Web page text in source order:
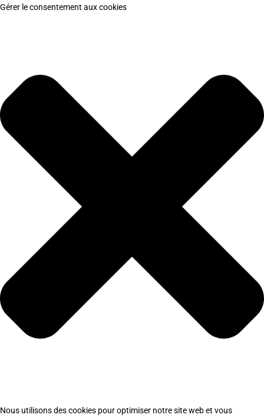
Gérer le consentement aux cookies
Nous utilisons des cookies pour optimiser notre site web et vous